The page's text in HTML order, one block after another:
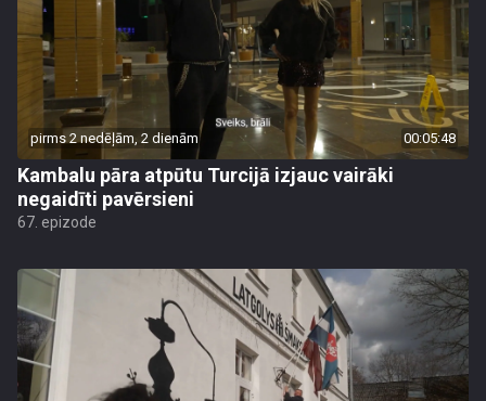
pirms 2 nedēļām, 2 dienām 00:05:48
Kambalu pāra atpūtu Turcijā izjauc vairāki
negaidīti pavērsieni
67. epizode